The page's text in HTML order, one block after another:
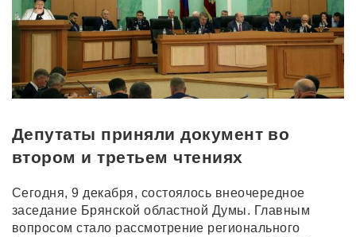
Депутаты приняли документ во
втором и третьем чтениях
Сегодня, 9 декабря, состоялось внеочередное
заседание Брянской областной Думы. Главным
вопросом стало рассмотрение регионального